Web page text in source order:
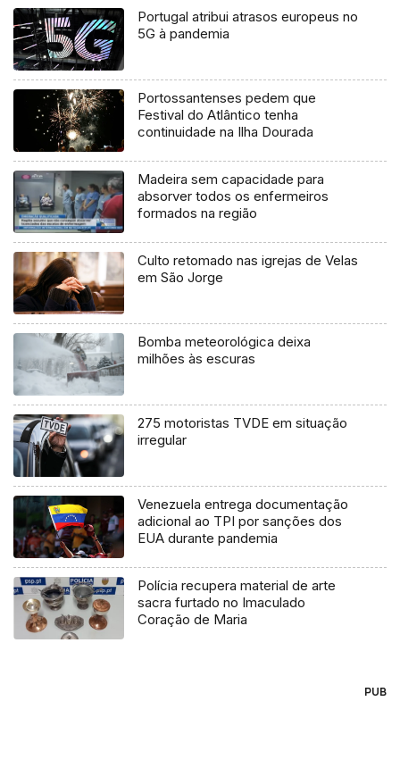
Portugal atribui atrasos europeus no
5G à pandemia
Portossantenses pedem que
Festival do Atlântico tenha
continuidade na Ilha Dourada
Madeira sem capacidade para
absorver todos os enfermeiros
formados na região
Culto retomado nas igrejas de Velas
em São Jorge
Bomba meteorológica deixa
milhões às escuras
275 motoristas TVDE em situação
irregular
Venezuela entrega documentação
adicional ao TPI por sanções dos
EUA durante pandemia
Polícia recupera material de arte
sacra furtado no Imaculado
Coração de Maria
PUB